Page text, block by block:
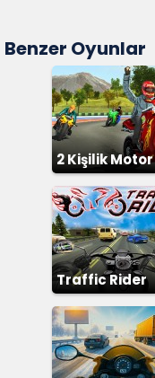
Benzer Oyunlar
2 Kişilik Motor
Traffic Rider